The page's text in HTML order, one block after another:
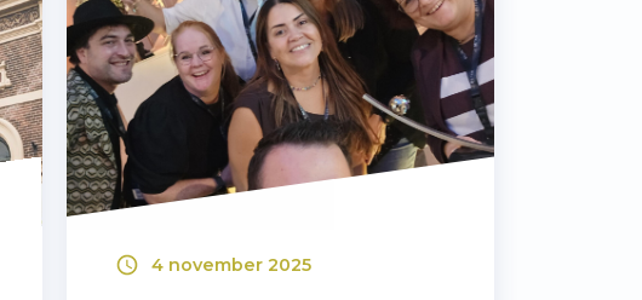
4 november 2025